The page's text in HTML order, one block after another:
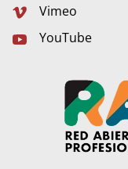
Vimeo
YouTube